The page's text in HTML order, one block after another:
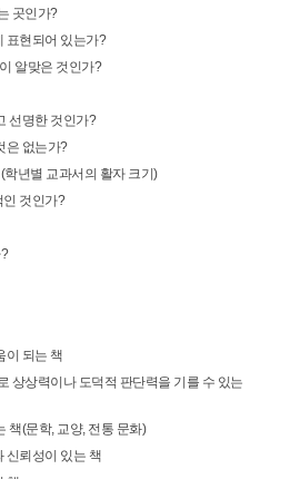
곳인가?
표현되어 있는가?
알맞은 것인가?
선명한 것인가?
은 없는가?
년별 교과서의 활자 크기)
인 것인가?
이 되는 책
상상력이나 도덕적 판단력을 기를 수 있는
책(문학, 교양, 전통 문화)
신뢰성이 있는 책